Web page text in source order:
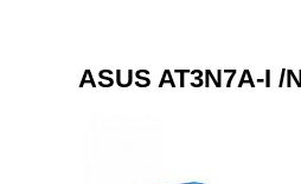
ASUS AT3N7A-I /